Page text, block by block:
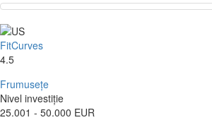
FitCurves
4.5
Frumusețe
Nivel investiție
25.001 - 50.000 EUR